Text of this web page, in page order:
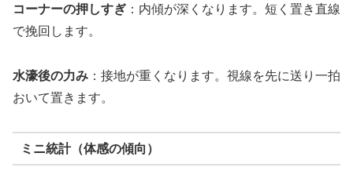
コーナーの押しすぎ ：内傾が深くなります。短く置き直線
で挽回します。
水濠後の力み ：接地が重くなります。視線を先に送り一拍
おいて置きます。
ミニ統計（体感の傾向）